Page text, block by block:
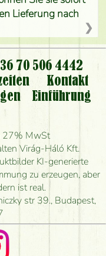
Lieferung nach
geöffnet?
persönlich
möglich?
mit Lieferung
Blumenstrauß
ihn frühestens
welche?
70 506 4442
Kontakt
Einführung
27% MwSt
Virág-Háló Kft.
KI-generierte
zu erzeugen, aber
ist real.
str 39., Budapest,